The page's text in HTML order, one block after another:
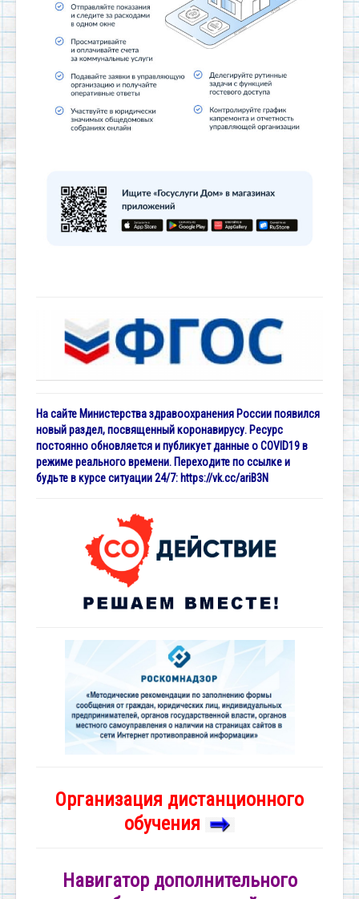
На сайте Министерства здравоохранения России появился
новый раздел, посвященный коронавирусу. Ресурс
постоянно обновляется и публикует данные о COVID19 в
режиме реального времени. Переходите по ссылке и
будьте в курсе ситуации 24/7: https://vk.cc/ariB3N
Организация дистанционного
обучения
Навигатор дополнительного